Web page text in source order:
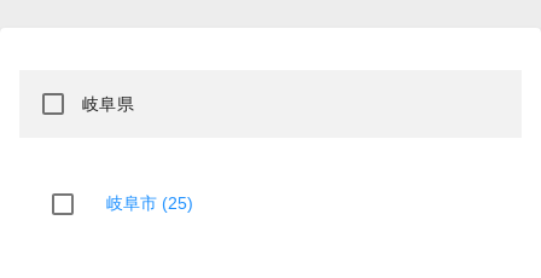
岐阜県
岐阜市 (25)